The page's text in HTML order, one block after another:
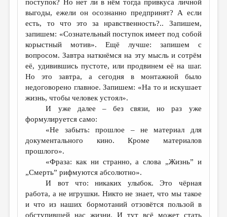
поступок? Но нет ли в нём тогда привкуса личной
выгоды, ежели он осознанно предпринят? А если
есть, то что это за нравственность?.. Запишем,
запишем: «Сознательный поступок имеет под собой
корыстный мотив». Ещё лучше: запишем с
вопросом. Завтра наткнёмся на эту мысль и сотрём
её, удивившись пустоте, или продвинем её на шаг.
Но это завтра, а сегодня в монтажной было
недоговорено главное. Запишем: «На то и искушает
жизнь, чтобы человек устоял».
И уже далее – без связи, но раз уже
формулируется само:
«Не забыть: прошлое – не материал для
документального кино. Кроме материалов
прошлого».
«Фраза: как ни странно, а слова „Жизнь” и
„Смерть” рифмуются абсолютно».
И вот что: никаких улыбок. Это чёрная
работа, а не игрушки. Никто не знает, что мы такое
и что из наших бормотаний отзовётся пользой в
обступившей нас жизни. И тут всё может стать